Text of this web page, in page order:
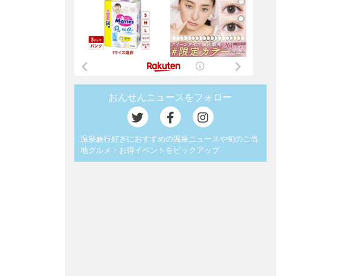
おんせんニュースをフォロー
温泉旅行好きにおすすめの温泉ニュースや旬のご当
地グルメ・お得イベントをピックアップ